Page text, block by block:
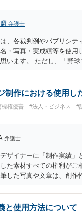
弁護士
、各裁判例やパブリシ
・写真・実成績等を使
います。 ただし、「野
収益の有無は、侵害判
シティ権侵害の成否は
ん。完全無償・非営利で
す。一方、広告収益があ
。 公開前に変更・確認し
、資料等を持参の上、弁
制作における使用し
標権侵害 #法人・ビジネス #
弁護士
ザイナーに「制作実績」
た素材すべての権利が
した写真や文章は、創
、ロゴに独自の図形や
また、人物写真の著作
と使用方法について